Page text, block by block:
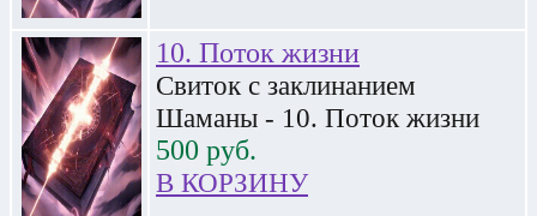
10. Поток жизни
Свиток с заклинанием
Шаманы - 10. Поток жизни
500 руб.
В КОРЗИНУ